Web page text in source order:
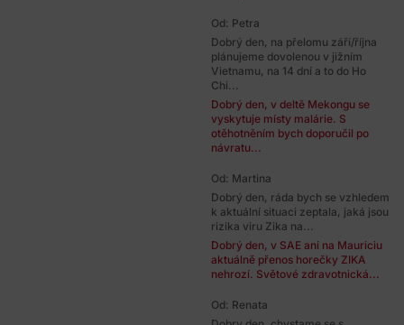
Od: Petra
Dobrý den, na přelomu září/října
plánujeme dovolenou v jižním
Vietnamu, na 14 dní a to do Ho
Chi...
Dobrý den, v deltě Mekongu se
vyskytuje místy malárie. S
otěhotněním bych doporučil po
návratu...
Od: Martina
Dobrý den, ráda bych se vzhledem
k aktuální situaci zeptala, jaká jsou
rizika viru Zika na...
Dobrý den, v SAE ani na Mauriciu
aktuálně přenos horečky ZIKA
nehrozí. Světové zdravotnická...
Od: Renata